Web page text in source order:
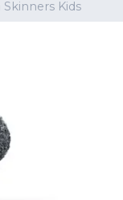
Kids